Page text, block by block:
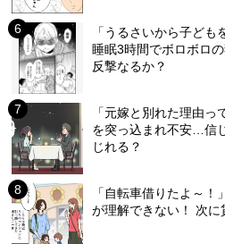
「うるさいから子ど
睡眠3時間でボロボロ
反撃なるか？
「元嫁と別れた理由
を突っ込まれ不安…信
じれる？
「自転車借りたよ～
が理解できない！ 次